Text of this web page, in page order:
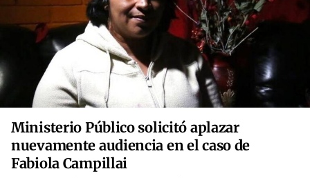
Ministerio Público solicitó aplazar
nuevamente audiencia en el caso de
Fabiola Campillai